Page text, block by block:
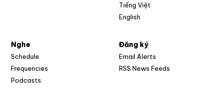
Tiếng Việt
English
Nghe
Schedule
Frequencies
Podcasts
Đăng ký
Email Alerts
RSS News Feeds